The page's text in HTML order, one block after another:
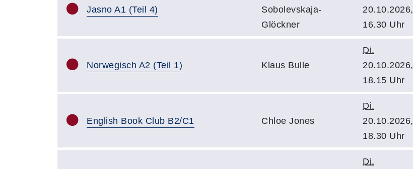
Jasno A1 (Teil 4)
Sobolevskaja-
Glöckner
20.10.2026,
16.30 Uhr
Norwegisch A2 (Teil 1) Klaus Bulle
Di.
20.10.2026,
18.15 Uhr
English Book Club B2/C1 Chloe Jones
Di.
20.10.2026,
18.30 Uhr
Di.